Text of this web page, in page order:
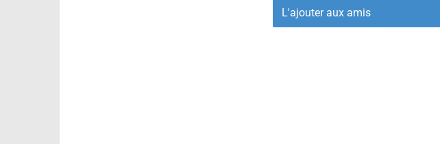
L'ajouter aux amis